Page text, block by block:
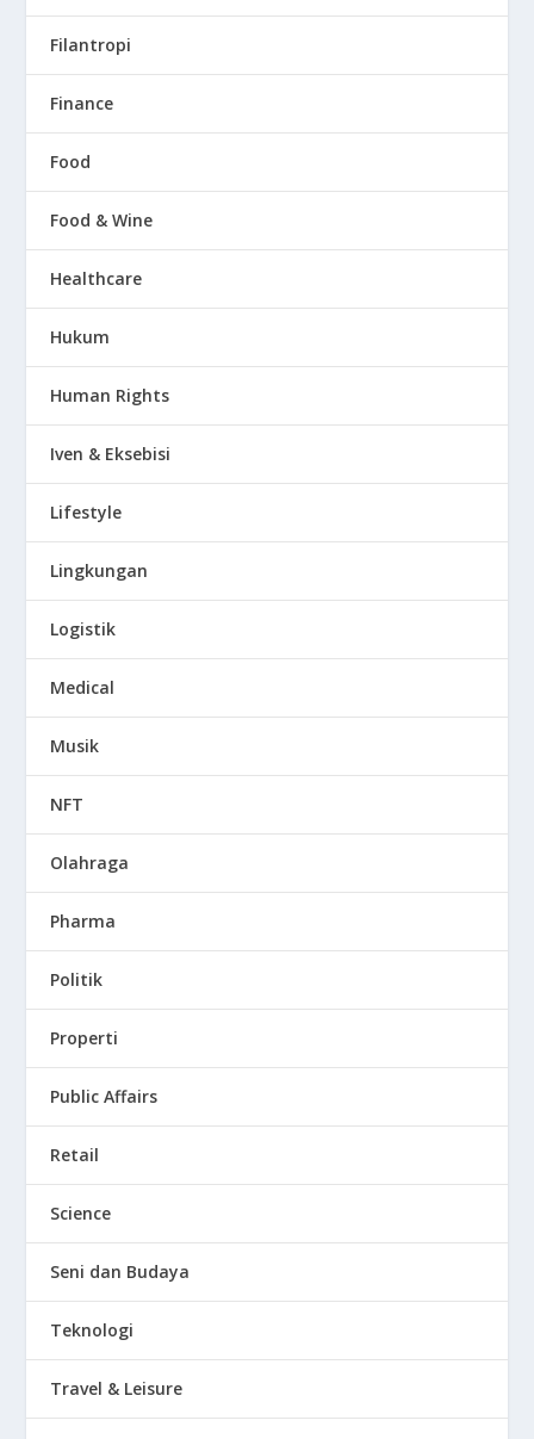
Filantropi
Finance
Food
Food & Wine
Healthcare
Hukum
Human Rights
Iven & Eksebisi
Lifestyle
Lingkungan
Logistik
Medical
Musik
NFT
Olahraga
Pharma
Politik
Properti
Public Affairs
Retail
Science
Seni dan Budaya
Teknologi
Travel & Leisure